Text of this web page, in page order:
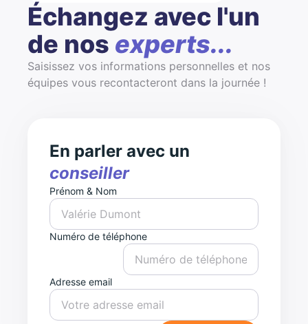
Échangez avec l'un
de nos experts...
Saisissez vos informations personnelles et nos
équipes vous recontacteront dans la journée !
En parler avec un
conseiller
Prénom & Nom
Numéro de téléphone
Adresse email